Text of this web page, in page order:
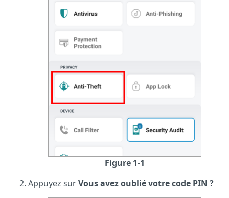
Figure 1-1
Appuyez surVous avez oublié votre code PIN ?